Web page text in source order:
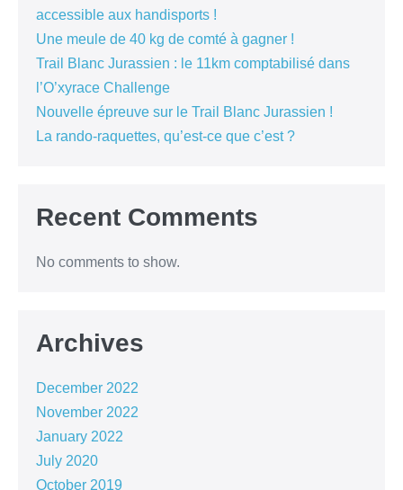
accessible aux handisports !
Une meule de 40 kg de comté à gagner !
Trail Blanc Jurassien : le 11km comptabilisé dans
l’O’xyrace Challenge
Nouvelle épreuve sur le Trail Blanc Jurassien !
La rando-raquettes, qu’est-ce que c’est ?
Recent Comments
No comments to show.
Archives
December 2022
November 2022
January 2022
July 2020
October 2019